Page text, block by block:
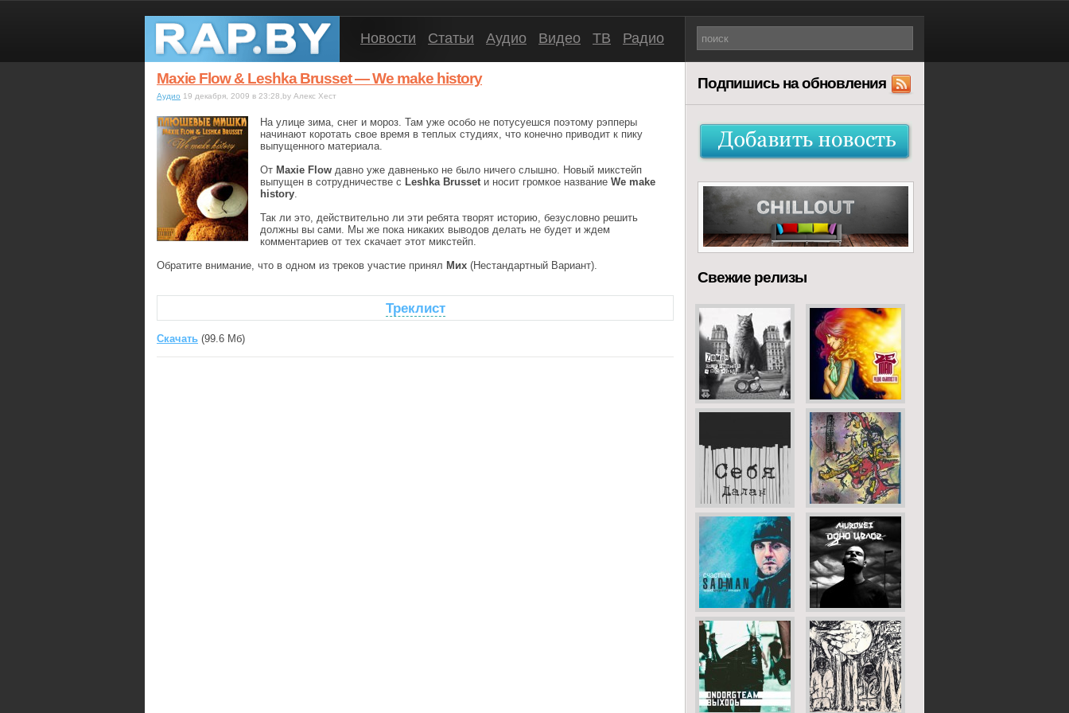
Новости Статьи Аудио Видео ТВ Радио
Maxie Flow & Leshka Brusset — We make history
Аудио 19 декабря, 2009 в 23:28,by Алекс Хест
На улице зима, снег и мороз. Там уже особо не потусуешся поэтому рэпперы
начинают коротать свое время в теплых студиях, что конечно приводит к пику
выпущенного материала.
От Maxie Flow давно уже давненько не было ничего слышно. Новый микстейп
выпущен в сотрудничестве с Leshka Brussetи носит громкое название We make
history.
Так ли это, действительно ли эти ребята творят историю, безусловно решить
должны вы сами. Мы же пока никаких выводов делать не будет и ждем
комментариев от тех скачает этот микстейп.
Обратите внимание, что в одном из треков участие принял Мих (Нестандартный Вариант).
Треклист
Скачать (99.6 Мб)
Подпишись на обновления
Свежие релизы